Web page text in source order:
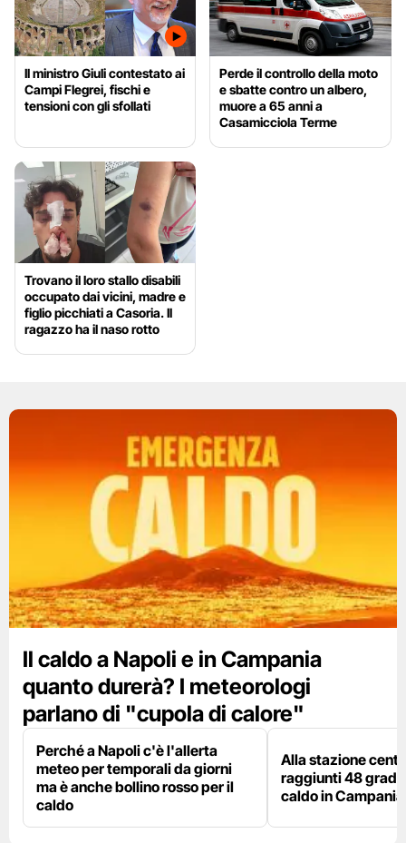
Il ministro Giuli contestato ai
Campi Flegrei, fischi e
tensioni con gli sfollati
Perde il controllo della moto
e sbatte contro un albero,
muore a 65 anni a
Casamicciola Terme
Trovano il loro stallo disabili
occupato dai vicini, madre e
figlio picchiati a Casoria. Il
ragazzo ha il naso rotto
Il caldo a Napoli e in Campania
quanto durerà? I meteorologi
parlano di "cupola di calore"
Perché a Napoli c'è l'allerta
meteo per temporali da giorni
ma è anche bollino rosso per il
caldo
Alla stazione
raggiunti 48
caldo in Campania